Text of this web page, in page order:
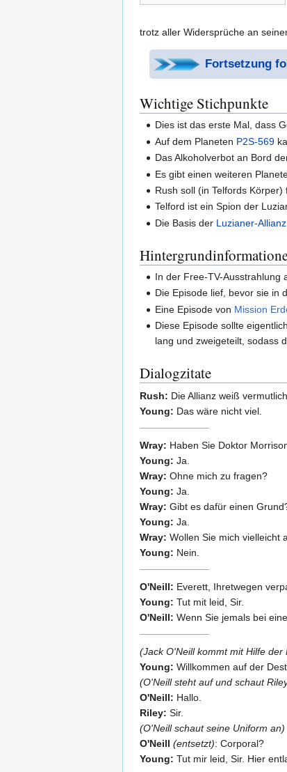
trotz aller Widersprüche an
Fortsetzung
Wichtige Stichpunkte
Dies ist das erste Mal, dass
Auf dem Planeten P2S-569
Das Alkoholverbot an Bord
Es gibt einen weiteren
Rush soll (in Telfords Körper)
Telford ist ein Spion der
Die Basis der Luzianer-Allianz
In der Free-TV-Ausstrahlung
Die Episode lief, bevor sie in
Eine Episode von Mission
Diese Episode sollte
lang und zweigeteilt, sodass
Dialogzitate
Rush: Die Allianz weiß
Young: Das wäre nicht viel.
Wray: Haben Sie Doktor
Young: Ja.
Wray: Ohne mich zu fragen?
Young: Ja.
Wray: Gibt es dafür einen
Young: Ja.
Wray: Wollen Sie mich vielleicht
Young: Nein.
O'Neill: Everett, Ihretwegen
Young: Tut mit leid, Sir.
O'Neill: Wenn Sie jemals bei
(Jack O'Neill kommt mit Hilfe
Young: Willkommen auf der
(O'Neill steht auf und schaut
O'Neill: Hallo.
Riley: Sir.
(O'Neill schaut seine Uniform an)
O'Neill (entsetzt): Corporal?
Young: Tut mir leid, Sir. Hier